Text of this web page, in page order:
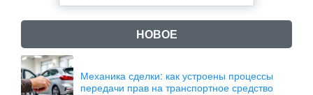
НОВОЕ
Механика сделки: как устроены процессы
передачи прав на транспортное средство